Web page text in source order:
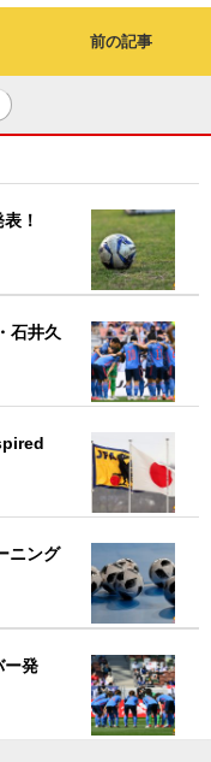
前の記事
！
石井久
ニング
ー発